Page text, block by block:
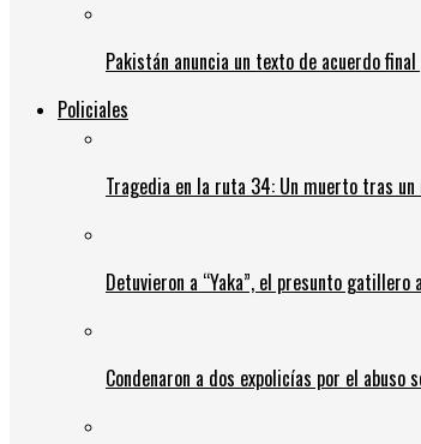
Pakistán anuncia un texto de acuerdo final
Policiales
Tragedia en la ruta 34: Un muerto tras
Detuvieron a “Yaka”, el presunto
Condenaron a dos expolicías por el abuso